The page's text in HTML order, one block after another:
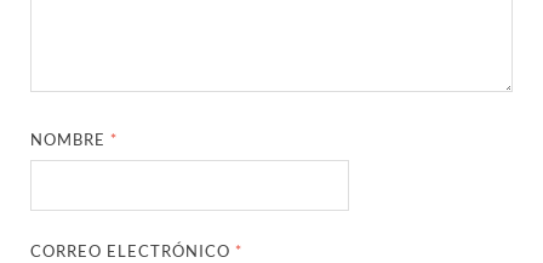
NOMBRE *
CORREO ELECTRÓNICO *